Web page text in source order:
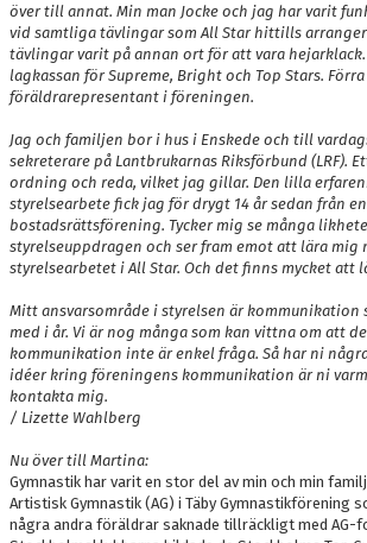
över till annat. Min man Jocke och jag har varit
vid samtliga tävlingar som All Star hittills
tävlingar varit på annan ort för att vara hejarklack.
lagkassan för Supreme, Bright och Top Stars.
föräldrarepresentant i föreningen.
Jag och familjen bor i hus i Enskede och till
sekreterare på Lantbrukarnas Riksförbund (LRF).
ordning och reda, vilket jag gillar. Den lilla
styrelsearbete fick jag för drygt 14 år sedan från en
bostadsrättsförening. Tycker mig se många
styrelseuppdragen och ser fram emot att lära mig
styrelsearbetet i All Star. Och det finns mycket att
Mitt ansvarsområde i styrelsen är kommunikation
med i år. Vi är nog många som kan vittna om att
kommunikation inte är enkel fråga. Så har ni
idéer kring föreningens kommunikation är ni
kontakta mig.
/ Lizette Wahlberg
Nu över till Martina:
Gymnastik har varit en stor del av min och min
Artistisk Gymnastik (AG) i Täby Gymnastikförening
några andra föräldrar saknade tillräckligt med AG-